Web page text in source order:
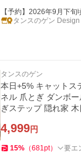
【予約】2026年9月下旬
タンスのゲン
タンスのゲン
本日+5% キャットス
ネル 爪とぎ ダンボ
ぎステップ 隠れ家 木
4,999円
15% （681pt） 要エ